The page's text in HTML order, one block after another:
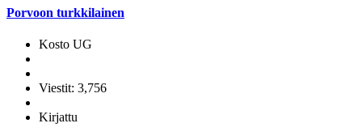
Porvoon turkkilainen
Kosto UG
Viestit: 3,756
Kirjattu